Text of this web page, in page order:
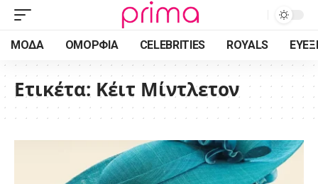
ΜΌΔΑ ΟΜΟΡΦΙΆ CELEBRITIES ROYALS
Ετικέτα: Κέιτ Μίντλετον